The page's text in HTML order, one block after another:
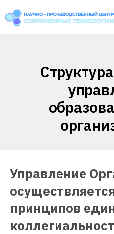
Управление
принципов